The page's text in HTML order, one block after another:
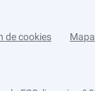
de cookies